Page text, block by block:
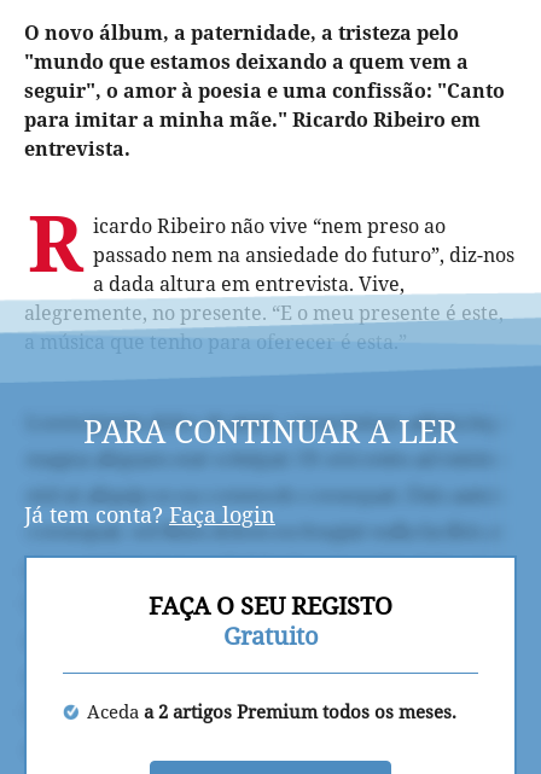
O novo álbum, a paternidade, a tristeza pelo
"mundo que estamos deixando a quem vem a
seguir", o amor à poesia e uma confissão: "Canto
para imitar a minha mãe." Ricardo Ribeiro em
entrevista.
R icardo Ribeiro não vive “nem preso ao
passado nem na ansiedade do futuro”, diz-nos
a dada altura em entrevista. Vive,
alegremente, no presente. “E o meu presente é este,
a música que tenho para oferecer é esta.”
PARA CONTINUAR A LER
Já tem conta? Faça login
FAÇA O SEU REGISTO
Gratuito
Aceda a 2 artigos Premium todos os meses.